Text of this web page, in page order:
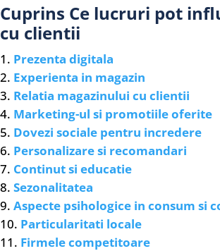
Cuprins Ce lucruri pot
cu clientii
Prezenta digitala
Experienta in magazin
Relatia magazinului cu clientii
Marketing-ul si promotiile oferite
Dovezi sociale pentru incredere
Personalizare si recomandari
Continut si educatie
Sezonalitatea
Aspecte psihologice in consum si
Particularitati locale
Firmele competitoare